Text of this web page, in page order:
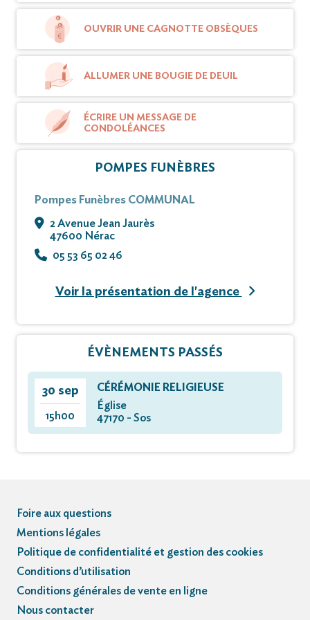
OUVRIR UNE CAGNOTTE OBSÈQUES
ALLUMER UNE BOUGIE DE DEUIL
ÉCRIRE UN MESSAGE DE
CONDOLÉANCES
POMPES FUNÈBRES
Pompes Funèbres COMMUNAL
2 Avenue Jean Jaurès
47600 Nérac
05 53 65 02 46
Voir la présentation de l'agence
ÉVÈNEMENTS PASSÉS
30 sep
15h00
CÉRÉMONIE RELIGIEUSE
Église
47170 - Sos
Foire aux questions
Mentions légales
Politique de confidentialité et gestion des cookies
Conditions d’utilisation
Conditions générales de vente en ligne
Nous contacter